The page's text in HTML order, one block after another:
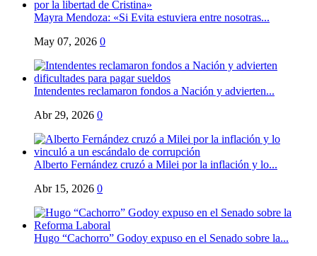
Mayra Mendoza: «Si Evita estuviera entre nosotras...
May 07, 2026 0
Intendentes reclamaron fondos a Nación y advierten...
Abr 29, 2026 0
Alberto Fernández cruzó a Milei por la inflación y lo...
Abr 15, 2026 0
Hugo “Cachorro” Godoy expuso en el Senado sobre la...